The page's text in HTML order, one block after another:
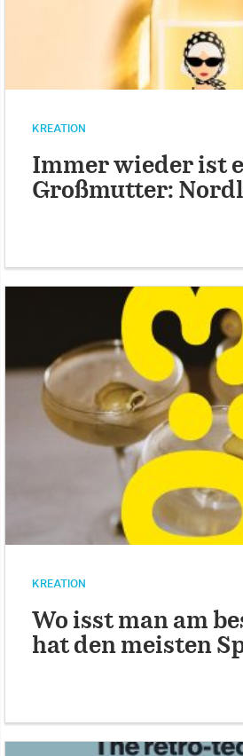
KREATION
Immer wieder ist
Großmutter:
KREATION
Wo isst man am
hat den meisten